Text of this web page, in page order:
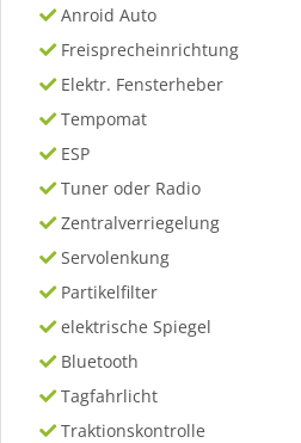
Anroid Auto
Freisprecheinrichtung
Elektr. Fensterheber
Tempomat
ESP
Tuner oder Radio
Zentralverriegelung
Servolenkung
Partikelfilter
elektrische Spiegel
Bluetooth
Tagfahrlicht
Traktionskontrolle